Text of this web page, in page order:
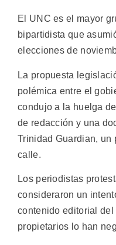
El UNC es el mayor
bipartidista que
elecciones de
La propuesta
polémica entre el
condujo a la huelga
de redacción y una
Trinidad Guardian, un
calle.
Los periodistas
consideraron un
contenido editorial
propietarios lo han